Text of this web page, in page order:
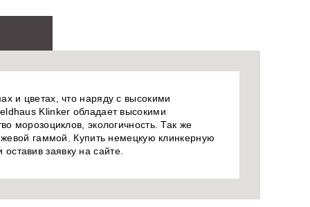
и цветах, что наряду с высокими
Klinker обладает высокими
морозоциклов, экологичность. Так же
гаммой. Купить немецкую клинкерную
заявку на сайте.